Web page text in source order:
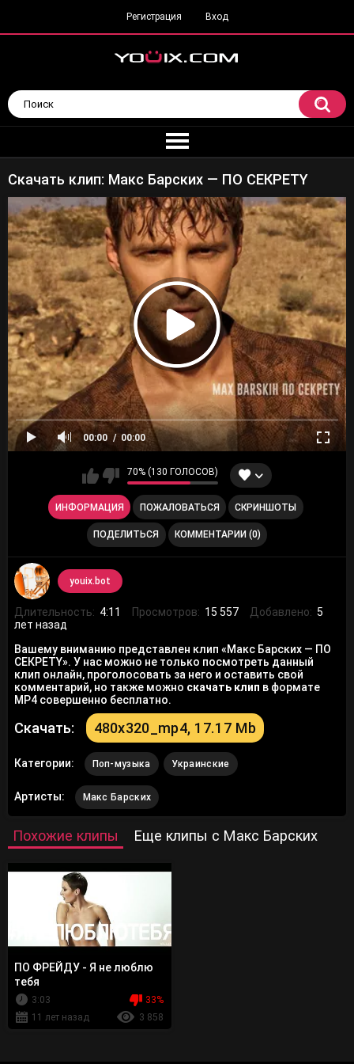
Регистрация Вход
Скачать клип: Макс Барских — ПО СЕКРЕТY
00:00 00:00
70% (130 ГОЛОСОВ)
ИНФОРМАЦИЯ ПОЖАЛОВАТЬСЯ СКРИНШОТЫ
ПОДЕЛИТЬСЯ КОММЕНТАРИИ (0)
youix.bot
Длительность: 4:11 Просмотров: 15 557 Добавлено: 5
лет назад
Вашему вниманию представлен клип «Макс Барских — ПО
СЕКРЕТY». У нас можно не только посмотреть данный
клип онлайн, проголосовать за него и оставить свой
комментарий, но также можно скачать клип в формате
MP4 совершенно бесплатно.
Скачать: 480x320_mp4, 17.17 Mb
Категории: Поп-музыка Украинские
Артисты: Макс Барских
Похожие клипы Еще клипы с Макс Барских
ПО ФРЕЙДУ - Я не люблю
тебя
3:03
33%
11 лет назад
3 858